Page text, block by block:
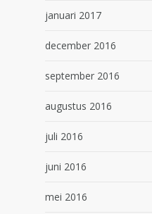
januari 2017
december 2016
september 2016
augustus 2016
juli 2016
juni 2016
mei 2016